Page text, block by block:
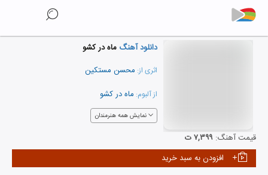
دانلود آهنگ ماه در کشو
اثری از: محسن مستکین
از آلبوم: ماه در کشو
نمایش همه هنرمندان
قیمت آهنگ: ۷,۳۹۹ ت
افزودن به سبد خرید